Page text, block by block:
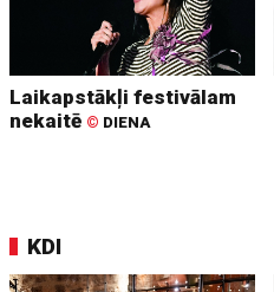
Laikapstākļi festivālam
nekaitē © DIENA
KDI